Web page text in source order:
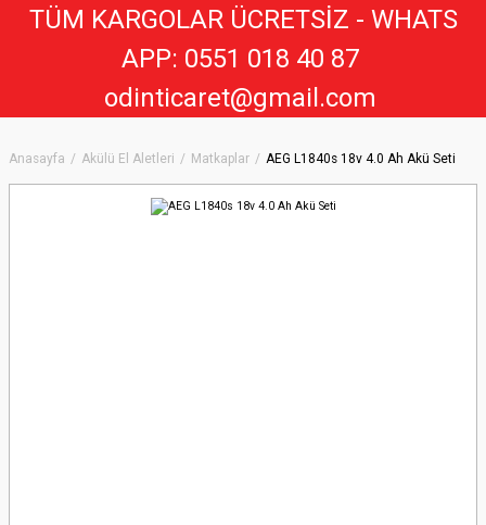
Anasayfa Akülü El Aletleri Matkaplar AEG L1840s 18v 4.0 Ah Akü Seti
TÜM KARGOLAR ÜCRETSİZ - WHATS
APP: 0551 018 40 87
odinticaret@gmail.com